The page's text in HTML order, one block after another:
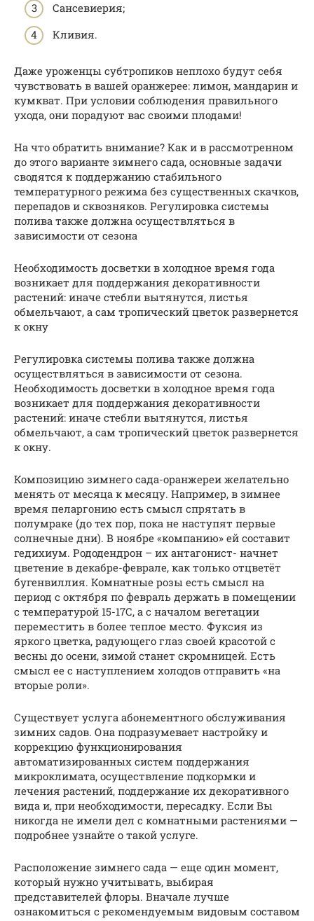
Сансевиерия;
Кливия.
Даже уроженцы субтропиков неплохо будут себя
чувствовать в вашей оранжерее: лимон, мандарин и
кумкват. При условии соблюдения правильного
ухода, они порадуют вас своими плодами!
На что обратить внимание? Как и в рассмотренном
до этого варианте зимнего сада, основные задачи
сводятся к поддержанию стабильного
температурного режима без существенных скачков,
перепадов и сквозняков. Регулировка системы
полива также должна осуществляться в
зависимости от сезона
Необходимость досветки в холодное время года
возникает для поддержания декоративности
растений: иначе стебли вытянутся, листья
обмельчают, а сам тропический цветок развернется
к окну
Регулировка системы полива также должна
осуществляться в зависимости от сезона.
Необходимость досветки в холодное время года
возникает для поддержания декоративности
растений: иначе стебли вытянутся, листья
обмельчают, а сам тропический цветок развернется
к окну.
Композицию зимнего сада-оранжереи желательно
менять от месяца к месяцу. Например, в зимнее
время пеларгонию есть смысл спрятать в
полумраке (до тех пор, пока не наступят первые
солнечные дни). В ноябре «компанию» ей составит
гедихиум. Рододендрон – их антагонист- начнет
цветение в декабре-феврале, как только отцветёт
бугенвиллия. Комнатные розы есть смысл на
период с октября по февраль держать в помещении
с температурой 15-17С, а с началом вегетации
переместить в более теплое место. Фуксия из
яркого цветка, радующего глаз своей красотой с
весны до осени, зимой станет скромницей. Есть
смысл ее с наступлением холодов отправить «на
вторые роли».
Существует услуга абонементного обслуживания
зимних садов. Она подразумевает настройку и
коррекцию функционирования
автоматизированных систем поддержания
микроклимата, осуществление подкормки и
лечения растений, поддержание их декоративного
вида и, при необходимости, пересадку. Если Вы
никогда не имели дел с комнатными растениями —
подробнее узнайте о такой услуге.
Расположение зимнего сада — еще один момент,
который нужно учитывать, выбирая
представителей флоры. Вначале лучше
ознакомиться с рекомендуемым видовым составом